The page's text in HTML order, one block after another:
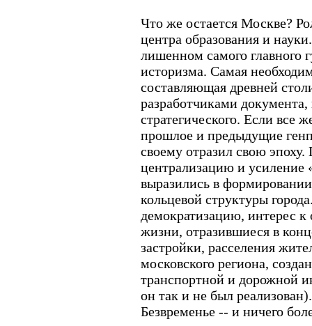
Что же остается Москве?
центра образования и
лишенном самого главного
историзма. Самая
составляющая древней
разработчиками
стратегического. Если все
прошлое и предыдущие
своему отразил свою эпоху.
централизацию и усиление
выразились в
кольцевой структуры
демократизацию, интерес к
жизни, отразившиеся в
застройки, расселения
московского региона,
транспортной и дорожной
он так и не был
Безвременье -- и ничего